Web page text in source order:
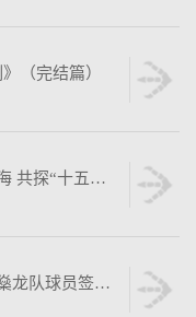
（完结篇）
知名自然科技博物馆馆长今日聚首上海 共探“十五五”文旅融合破局思路
恐龙也疯狂！发挥想象，赢自贡灯城燊龙队球员签名好礼!